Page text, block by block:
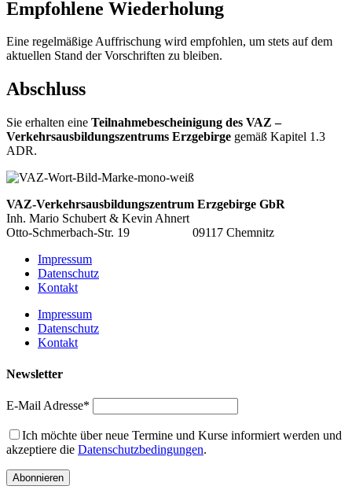
Empfohlene Wiederholung​
Eine regelmäßige Auffrischung wird empfohlen, um stets auf dem
aktuellen Stand der Vorschriften zu bleiben.
Abschluss
Sie erhalten eine Teilnahmebescheinigung des VAZ –
Verkehrsausbildungszentrums Erzgebirge gemäß Kapitel 1.3
ADR.
VAZ-Verkehrsausbildungszentrum Erzgebirge GbR
Inh. Mario Schubert & Kevin Ahnert
Otto-Schmerbach-Str. 19 09117 Chemnitz
Impressum
Datenschutz
Kontakt
Impressum
Datenschutz
Kontakt
Newsletter
E-Mail Adresse*
Ich möchte über neue Termine und Kurse informiert werden und
akzeptiere die Datenschutzbedingungen.